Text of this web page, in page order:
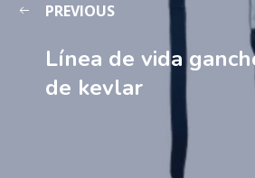
PREVIOUS
Línea de vida
de kevlar